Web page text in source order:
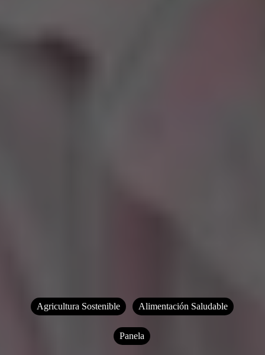
Agricultura Sostenible Alimentación Saludable
Panela